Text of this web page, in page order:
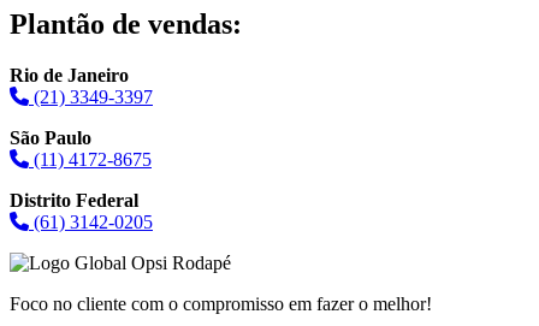
Plantão de vendas:
Rio de Janeiro
(21) 3349-3397
São Paulo
(11) 4172-8675
Distrito Federal
(61) 3142-0205
Foco no cliente com o compromisso em fazer o melhor!